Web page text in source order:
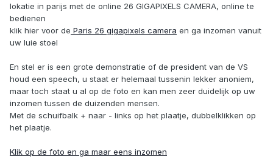
lokatie in parijs met de online 26 GIGAPIXELS CAMERA, online te
bedienen
klik hier voor de Paris 26 gigapixels camera en ga inzomen vanuit
uw luie stoel
En stel er is een grote demonstratie of de president van de VS
houd een speech, u staat er helemaal tussenin lekker anoniem,
maar toch staat u al op de foto en kan men zeer duidelijk op uw
inzomen tussen de duizenden mensen.
Met de schuifbalk + naar - links op het plaatje, dubbelklikken op
het plaatje.
Klik op de foto en ga maar eens inzomen